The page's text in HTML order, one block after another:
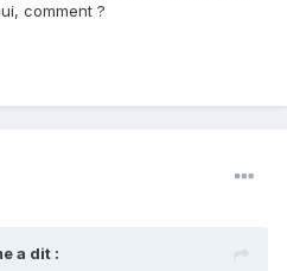
comment ?
a dit :